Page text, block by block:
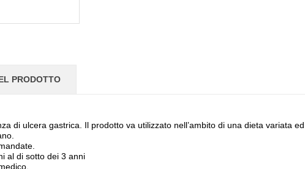
PRODOTTO
di ulcera gastrica. Il prodotto va utilizzato nell’ambito di una dieta variata ed
al di sotto dei 3 anni